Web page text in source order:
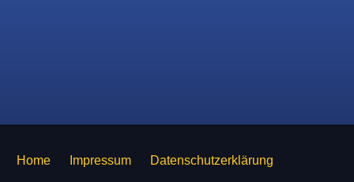
Home Impressum Datenschutzerklärung